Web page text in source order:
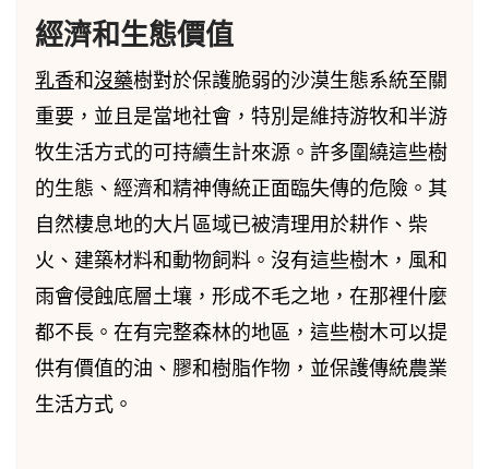
經濟和生態價值
乳香和沒藥樹對於保護脆弱的沙漠生態系統至關
重要，並且是當地社會，特別是維持游牧和半游
牧生活方式的可持續生計來源。許多圍繞這些樹
的生態、經濟和精神傳統正面臨失傳的危險。其
自然棲息地的大片區域已被清理用於耕作、柴
火、建築材料和動物飼料。沒有這些樹木，風和
雨會侵蝕底層土壤，形成不毛之地，在那裡什麼
都不長。在有完整森林的地區，這些樹木可以提
供有價值的油、膠和樹脂作物，並保護傳統農業
生活方式。